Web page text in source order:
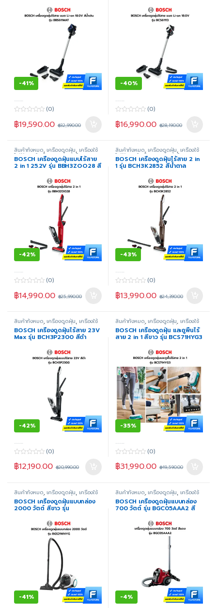
-41%
-----
o
u
f
5
(0)
฿19,590.00 ฿32,990.00
-40%
-----
o
u
f
5
(0)
฿16,990.00 ฿28,190.00
สินค้าทั้งหมด, เครื่องดูดฝุ่น, เครื่องใช้
ไฟฟ้าภายในบ้าน แบบดูดแห้ง
BOSCH เครื่องดูดฝุ่นแบบไร้สาย
2 in 1 25.2V รุ่น BBH3ZOO28 สี
-42%
-----
o
u
f
5
(0)
฿14,990.00 ฿25,990.00
สินค้าทั้งหมด, เครื่องดูดฝุ่น, เครื่องใช้
ไฟฟ้าภายในบ้าน แบบดูดแห้ง
BOSCH เครื่องดูดฝุ่นไร้สาย 2 in
1 รุ่น BCH3K2852 สีน้ำตาล
-43%
-----
o
u
f
5
(0)
฿13,990.00 ฿24,390.00
สินค้าทั้งหมด, เครื่องดูดฝุ่น, เครื่องใช้
ไฟฟ้าภายในบ้าน แบบดูดแห้ง
BOSCH เครื่องดูดฝุ่นไร้สาย 23V
Max รุ่น BCH3P2300 สีดำ
-42%
-----
o
u
f
5
(0)
฿12,190.00 ฿20,990.00
สินค้าทั้งหมด, เครื่องดูดฝุ่น, เครื่องใช้
ไฟฟ้าภายในบ้าน แบบดูดเปียก ,แบบ
ดูดแห้ง
BOSCH เครื่องดูดฝุ่น และถูพื้นไร้
สาย 2 in 1 สีขาว รุ่น BCS71HYG3
-35%
-----
o
u
f
5
(0)
฿31,990.00 ฿49,590.00
สินค้าทั้งหมด, เครื่องดูดฝุ่น, เครื่องใช้
ไฟฟ้าภายในบ้าน แบบดูดแห้ง
BOSCH เครื่องดูดฝุ่นแบบกล่อง
2000 วัตต์ สีขาว รุ่น
-41%
สินค้าทั้งหมด, เครื่องดูดฝุ่น, เครื่องใช้
ไฟฟ้าภายในบ้าน แบบดูดแห้ง
BOSCH เครื่องดูดฝุ่นแบบกล่อง
700 วัตต์ รุ่น BGC05AAA2 สี
-4%